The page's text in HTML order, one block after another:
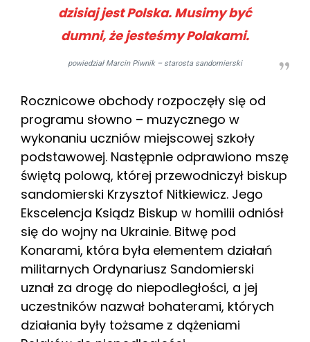
dzisiaj jest Polska. Musimy być
dumni, że jesteśmy Polakami.
powiedział Marcin Piwnik – starosta sandomierski
Rocznicowe obchody rozpoczęły się od
programu słowno – muzycznego w
wykonaniu uczniów miejscowej szkoły
podstawowej. Następnie odprawiono mszę
świętą polową, której przewodniczył biskup
sandomierski Krzysztof Nitkiewicz. Jego
Ekscelencja Ksiądz Biskup w homilii odniósł
się do wojny na Ukrainie. Bitwę pod
Konarami, która była elementem działań
militarnych Ordynariusz Sandomierski
uznał za drogę do niepodległości, a jej
uczestników nazwał bohaterami, których
działania były tożsame z dążeniami